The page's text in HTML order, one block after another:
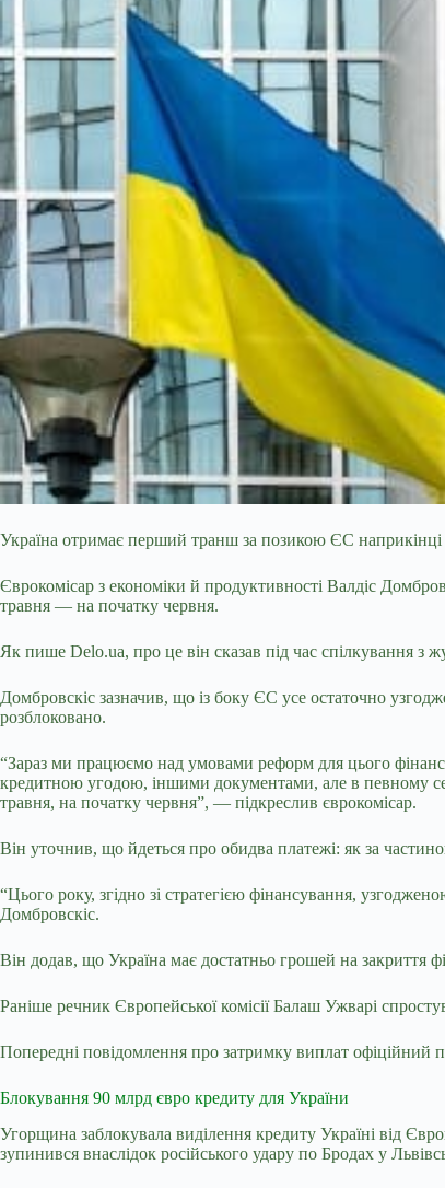
Україна отримає перший транш за позикою ЄС
Єврокомісар з економіки й продуктивності Валдіс
травня — на початку червня.
Як пише Delo.ua, про це він сказав під час спілкування з
Домбровскіс зазначив, що із боку ЄС усе остаточно
розблоковано.
“Зараз ми працюємо над умовами реформ для цього
кредитною угодою, іншими документами, але в певному
травня, на початку червня”, — підкреслив єврокомісар.
Він уточнив, що йдеться про обидва платежі: як за
“Цього року, згідно зі стратегією фінансування,
Домбровскіс.
Він додав, що Україна має достатньо грошей на закриття
Раніше речник Європейської комісії Балаш Ужварі
Попередні повідомлення про затримку виплат офіційний
Блокування 90 млрд євро кредиту для України
Угорщина заблокувала виділення кредиту Україні від
зупинився внаслідок російського удару по Бродах у